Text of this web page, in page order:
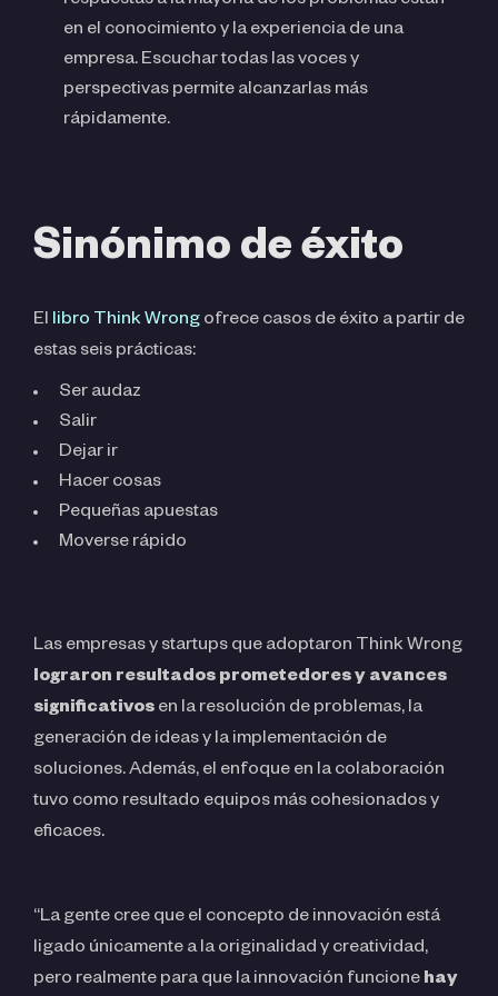
en el conocimiento y la experiencia de una
empresa. Escuchar todas las voces y
perspectivas permite alcanzarlas más
rápidamente.
Sinónimo de éxito
El libro Think Wrong ofrece casos de éxito a partir de
estas seis prácticas:
Ser audaz
Salir
Dejar ir
Hacer cosas
Pequeñas apuestas
Moverse rápido
Las empresas y startups que adoptaron Think Wrong
lograron resultados prometedores y avances
significativos en la resolución de problemas, la
generación de ideas y la implementación de
soluciones. Además, el enfoque en la colaboración
tuvo como resultado equipos más cohesionados y
eficaces.
“La gente cree que el concepto de innovación está
ligado únicamente a la originalidad y creatividad,
pero realmente para que la innovación funcione hay